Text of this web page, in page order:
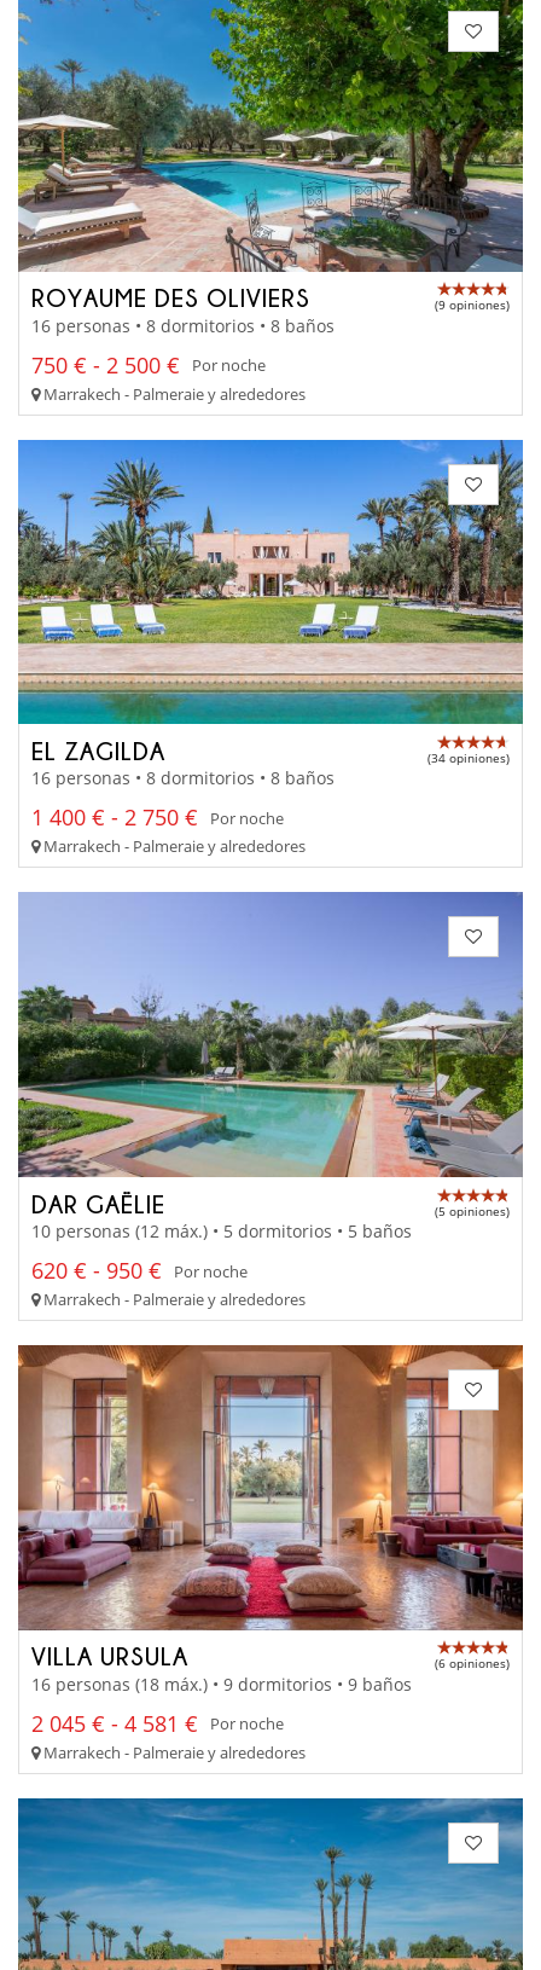
ROYAUME DES OLIVIERS (9 opiniones)
16 personas • 8 dormitorios • 8 baños
750 € - 2 500 €
Por noche
Marrakech - Palmeraie y alrededores
EL ZAGILDA (34 opiniones)
16 personas • 8 dormitorios • 8 baños
1 400 € - 2 750 €
Por noche
Marrakech - Palmeraie y alrededores
DAR GAËLIE (5 opiniones)
10 personas (12 máx.) • 5 dormitorios • 5 baños
620 € - 950 €
Por noche
Marrakech - Palmeraie y alrededores
VILLA URSULA (6 opiniones)
16 personas (18 máx.) • 9 dormitorios • 9 baños
2 045 € - 4 581 €
Por noche
Marrakech - Palmeraie y alrededores